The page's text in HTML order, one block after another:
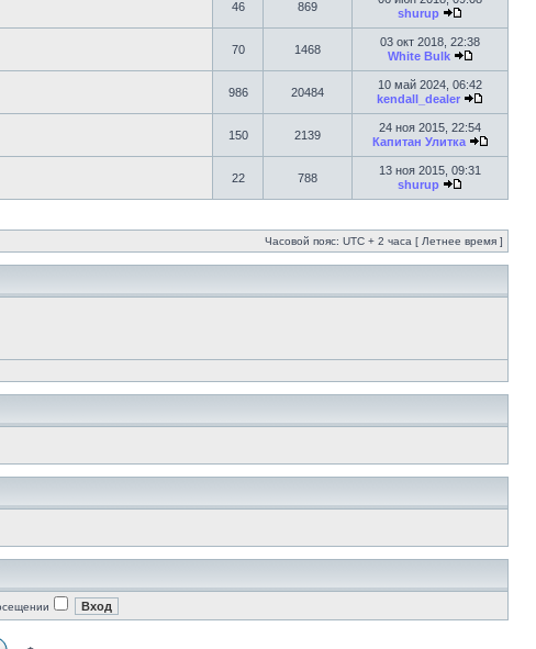
46 869
shurup
70 1468
03 окт 2018, 22:38
White Bulk
986 20484
10 май 2024, 06:42
kendall_dealer
150 2139
24 ноя 2015, 22:54
Капитан Улитка
22 788
13 ноя 2015, 09:31
shurup
Часовой пояс: UTC + 2 часа [ Летнее время ]